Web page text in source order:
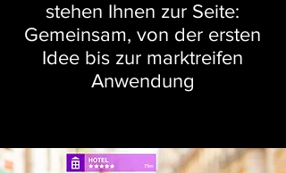
stehen Ihnen zur Seite:
Gemeinsam, von der ersten
Idee bis zur marktreifen
Anwendung